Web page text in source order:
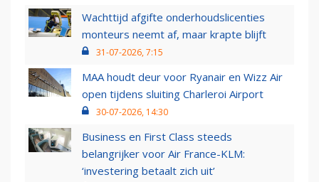
Wachttijd afgifte onderhoudslicenties
monteurs neemt af, maar krapte blijft
31-07-2026, 7:15
MAA houdt deur voor Ryanair en Wizz Air
open tijdens sluiting Charleroi Airport
30-07-2026, 14:30
Business en First Class steeds
belangrijker voor Air France-KLM:
‘investering betaalt zich uit’